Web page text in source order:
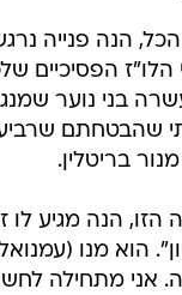
הכל, הנה פנייה
הלו"ז הפסיכיים
בני נוער
שהבטחתם
בריטלין.
הזו, הנה מגיע
אני מתחילה